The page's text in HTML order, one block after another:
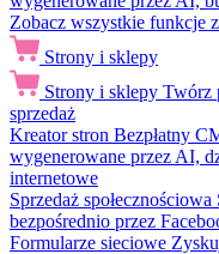
Zobacz wszystkie funkcje
Strony i sklepy
Strony i sklepy Twórz
sprzedaż
Kreator stron Bezpłatny
wygenerowane przez AI,
internetowe
Sprzedaż społecznościowa
bezpośrednio przez
Formularze sieciowe